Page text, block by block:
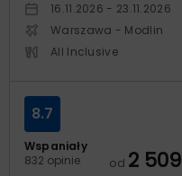
16.11.2026 - 23.11.2026
Warszawa - Modlin
All Inclusive
Wspaniały
832 opinie
8.7
od 2 509